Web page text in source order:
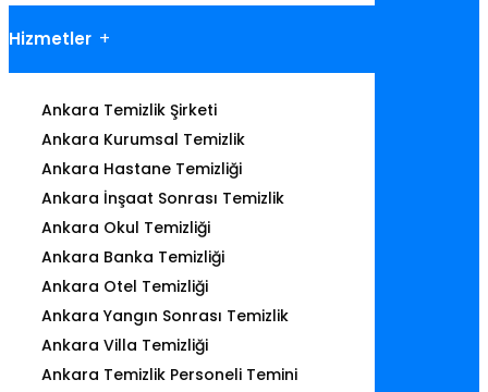
Hizmetler
Ankara Temizlik Şirketi
Ankara Kurumsal Temizlik
Ankara Hastane Temizliği
Ankara İnşaat Sonrası Temizlik
Ankara Okul Temizliği
Ankara Banka Temizliği
Ankara Otel Temizliği
Ankara Yangın Sonrası Temizlik
Ankara Villa Temizliği
Ankara Temizlik Personeli Temini